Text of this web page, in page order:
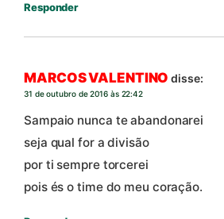
Responder
MARCOS VALENTINO disse:
31 de outubro de 2016 às 22:42
Sampaio nunca te abandonarei
seja qual for a divisão
por ti sempre torcerei
pois és o time do meu coração.